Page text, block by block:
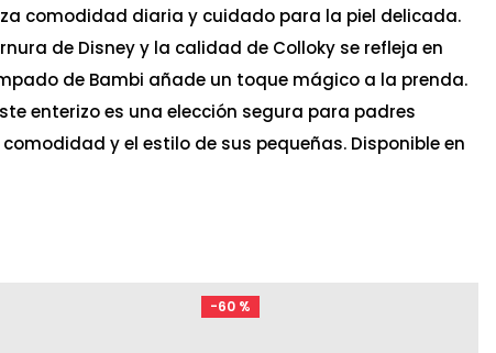
comodidad diaria y cuidado para la piel delicada.
de Disney y la calidad de Colloky se refleja en
de Bambi añade un toque mágico a la prenda.
enterizo es una elección segura para padres
y el estilo de sus pequeñas. Disponible en
-60 %